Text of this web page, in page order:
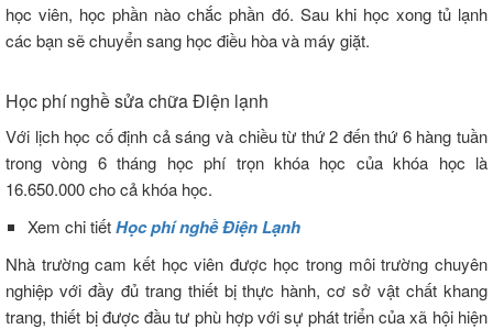
học viên, học phần nào chắc phần đó. Sau khi học xong tủ lạnh
các bạn sẽ chuyển sang học điều hòa và máy giặt.
Học phí nghề sửa chữa Điện lạnh
Với lịch học cố định cả sáng và chiều từ thứ 2 đến thứ 6 hàng tuần
trong vòng 6 tháng học phí trọn khóa học của khóa học là
16.650.000 cho cả khóa học.
Xem chi tiếtHọc phí nghề Điện Lạnh
Nhà trường cam kết học viên được học trong môi trường chuyên
nghiệp với đầy đủ trang thiết bị thực hành, cơ sở vật chất khang
trang, thiết bị được đầu tư phù hợp với sự phát triển của xã hội hiện